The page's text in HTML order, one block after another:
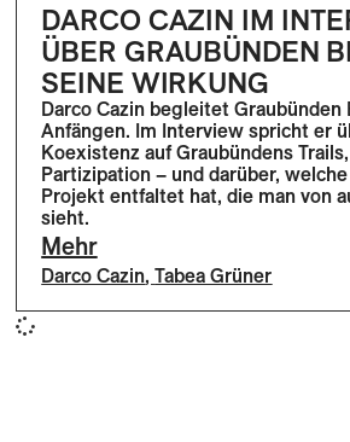
DARCO CAZIN IM
ÜBER GRAUBÜNDEN
SEINE WIRKUNG
Darco Cazin begleitet
Anfängen. Im Interview spricht er
Koexistenz auf Graubündens
Partizipation – und darüber,
Projekt entfaltet hat, die man von
sieht.
Mehr
Darco Cazin,Tabea Grüner